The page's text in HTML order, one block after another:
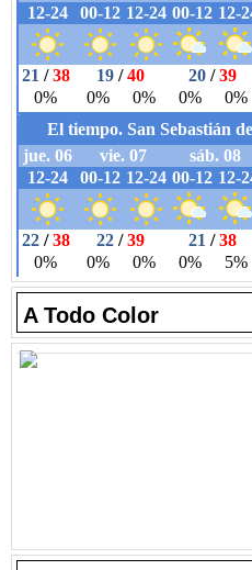
A Todo Color